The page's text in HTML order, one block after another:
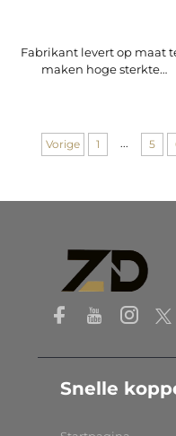
Fabrikant levert op maat
maken hoge sterkte
Vorige 1 ... 5
Snelle